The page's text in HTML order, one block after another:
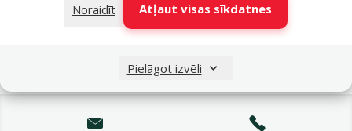
Noraidīt
Atļaut visas sīkdatnes
Pielāgot izvēli